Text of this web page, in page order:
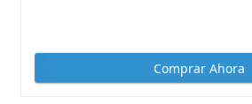
Comprar Ahora